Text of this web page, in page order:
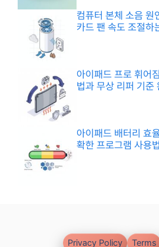
컴퓨터 본체 소음 원
카드 팬 속도 조절하
아이패드 프로 휘어
법과 무상 리퍼 기준
아이패드 배터리 효
확한 프로그램 사용법
Privacy Policy Terms